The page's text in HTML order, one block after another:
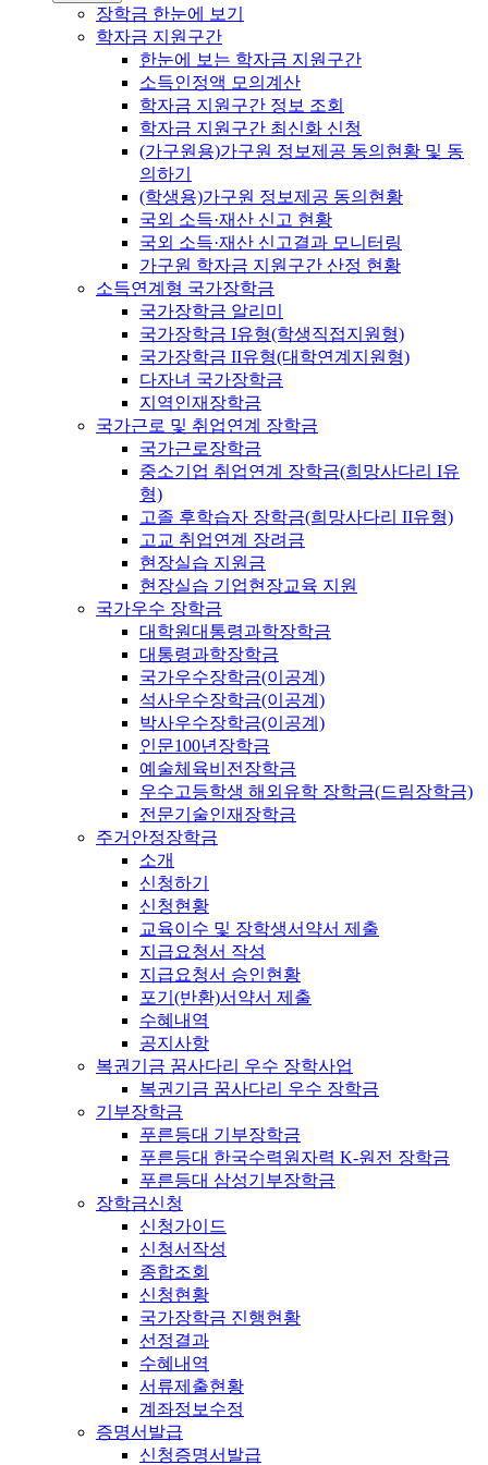
장학금 한눈에 보기
학자금 지원구간
한눈에 보는 학자금 지원구간
소득인정액 모의계산
학자금 지원구간 정보 조회
학자금 지원구간 최신화 신청
(가구원용)가구원 정보제공 동의현황 및 동
의하기
(학생용)가구원 정보제공 동의현황
국외 소득·재산 신고 현황
국외 소득·재산 신고결과 모니터링
가구원 학자금 지원구간 산정 현황
소득연계형 국가장학금
국가장학금 알리미
국가장학금 I유형(학생직접지원형)
국가장학금 II유형(대학연계지원형)
다자녀 국가장학금
지역인재장학금
국가근로 및 취업연계 장학금
국가근로장학금
중소기업 취업연계 장학금(희망사다리 I유
형)
고졸 후학습자 장학금(희망사다리 II유형)
고교 취업연계 장려금
현장실습 지원금
현장실습 기업현장교육 지원
국가우수 장학금
대학원대통령과학장학금
대통령과학장학금
국가우수장학금(이공계)
석사우수장학금(이공계)
박사우수장학금(이공계)
인문100년장학금
예술체육비전장학금
우수고등학생 해외유학 장학금(드림장학금)
전문기술인재장학금
주거안정장학금
소개
신청하기
신청현황
교육이수 및 장학생서약서 제출
지급요청서 작성
지급요청서 승인현황
포기(반환)서약서 제출
수혜내역
공지사항
복권기금 꿈사다리 우수 장학사업
복권기금 꿈사다리 우수 장학금
기부장학금
푸른등대 기부장학금
푸른등대 한국수력원자력 K-원전 장학금
푸른등대 삼성기부장학금
장학금신청
신청가이드
신청서작성
종합조회
신청현황
국가장학금 진행현황
선정결과
수혜내역
서류제출현황
계좌정보수정
증명서발급
신청증명서발급